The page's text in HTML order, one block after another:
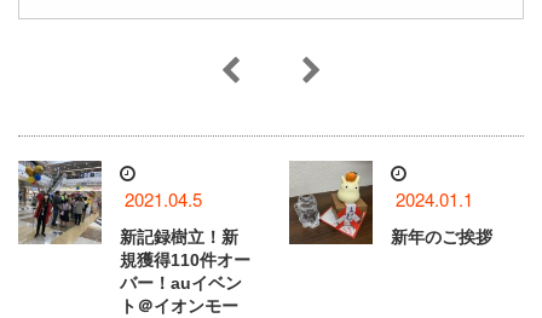
2021.04.5
新記録樹立！新
規獲得110件オー
バー！auイベン
ト＠イオンモー
2024.01.1
新年のご挨拶